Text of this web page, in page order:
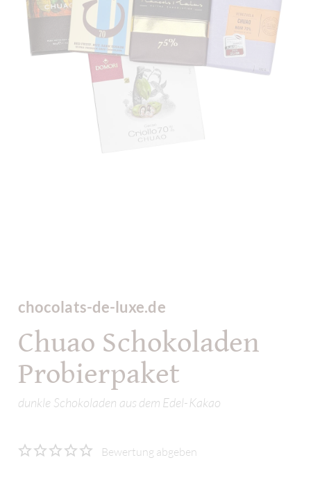
chocolats-de-luxe.de
Chuao Schokoladen
Probierpaket
dunkle Schokoladen aus dem Edel-Kakao
Bewertung abgeben